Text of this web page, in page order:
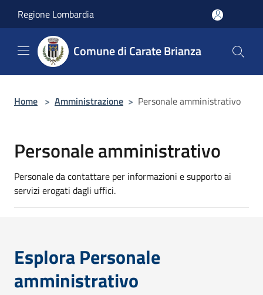
Regione Lombardia
Comune di Carate Brianza
Home > Amministrazione > Personale amministrativo
Personale amministrativo
Personale da contattare per informazioni e supporto ai
servizi erogati dagli uffici.
Esplora Personale
amministrativo